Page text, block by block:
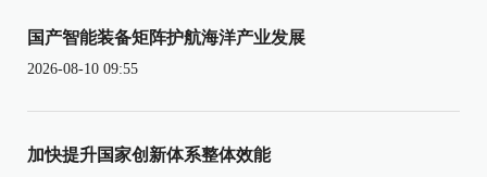
国产智能装备矩阵护航海洋产业发展
2026-08-10 09:55
加快提升国家创新体系整体效能